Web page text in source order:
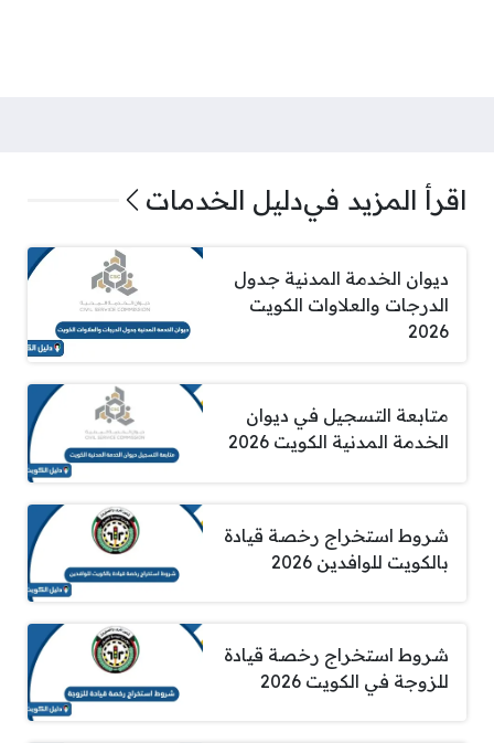
اقرأ المزيد فيدليل الخدمات
ديوان الخدمة المدنية جدول
الدرجات والعلاوات الكويت
2026
متابعة التسجيل في ديوان
الخدمة المدنية الكويت 2026
شروط استخراج رخصة قيادة
بالكويت للوافدين 2026
شروط استخراج رخصة قيادة
للزوجة في الكويت 2026